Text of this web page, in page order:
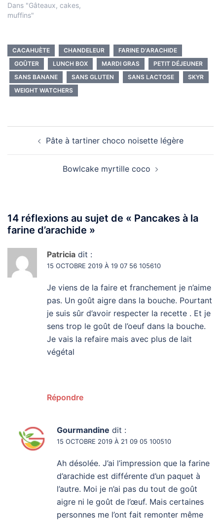
Dans "Gâteaux, cakes,
muffins"
CACAHUÈTE CHANDELEUR
FARINE D'ARACHIDE
GOÛTER
LUNCH BOX MARDI GRAS
PETIT DÉJEUNER
SANS BANANE
SANS GLUTEN SANS LACTOSE
SKYR
WEIGHT WATCHERS
d’articlePâte à tartiner choco noisette légère
Bowlcake myrtille coco
14 réflexions au sujet de « Pancakes à la
farine d’arachide »
Patricia dit :
15 OCTOBRE 2019 À 19 07 56 105610
Je viens de la faire et franchement je n’aime
pas. Un goût aigre dans la bouche. Pourtant
je suis sûr d’avoir respecter la recette . Et je
sens trop le goût de l’oeuf dans la bouche.
Je vais la refaire mais avec plus de lait
végétal
Répondre
Gourmandine dit :
15 OCTOBRE 2019 À 21 09 05 100510
Ah désolée. J’ai l’impression que la farine
d’arachide est différente d’un paquet à
l’autre. Moi je n’ai pas du tout de goût
aigre ni le goût de l’œuf. Mais certaines
personnes me l’ont fait remonter même